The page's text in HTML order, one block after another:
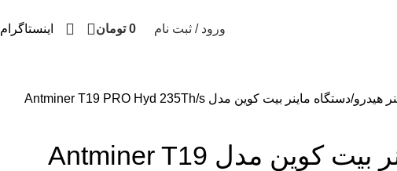
ورود / ثبت نام 0 تومان اینستاگرام
هیدرو دستگاه ماینر بیت کوین مدل Antminer T19 PRO Hyd 235Th/s
دستگاه ماینر بیت کوین مدل Antminer T19